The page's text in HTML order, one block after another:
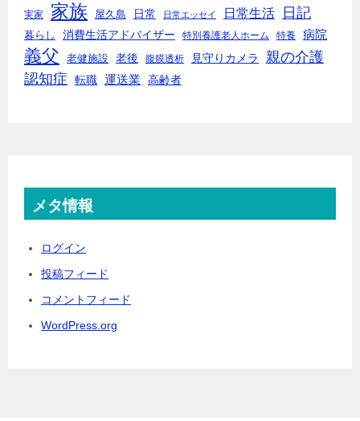
実家 家族 屋久島 日常 日常エッセイ 日常生活 日記
暮らし 消費生活アドバイザー 特別養護老人ホーム 特養 病院
義父 老健施設 老後 腹膜透析 見守りカメラ
親の介護
認知症
転職 運送業 高齢者
メタ情報
ログイン
投稿フィード
コメントフィード
WordPress.org